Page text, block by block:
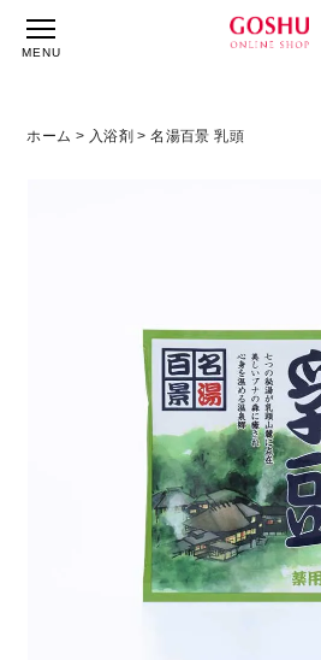
マイページ
ショップガイド
ギフト対応について
お問い合わせ
MENU
ホーム > 入浴剤 > 名湯百景 乳頭